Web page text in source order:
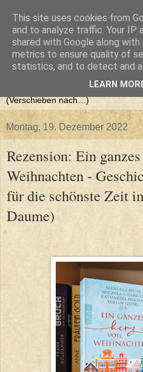
Montag, 19. Dezember 2022
Rezension: Ein
Weihnachten -
für die schönste Zeit
Daume)
This site uses cookies from
and to analyze traffic. Your IP
shared with Google along
metrics to ensure quality of
statistics, and to detect and
LEARN